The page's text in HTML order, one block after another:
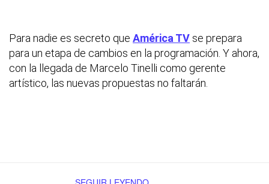
Para nadie es secreto que América TV se prepara
para un etapa de cambios en la programación. Y ahora,
con la llegada de Marcelo Tinelli como gerente
artístico, las nuevas propuestas no faltarán.